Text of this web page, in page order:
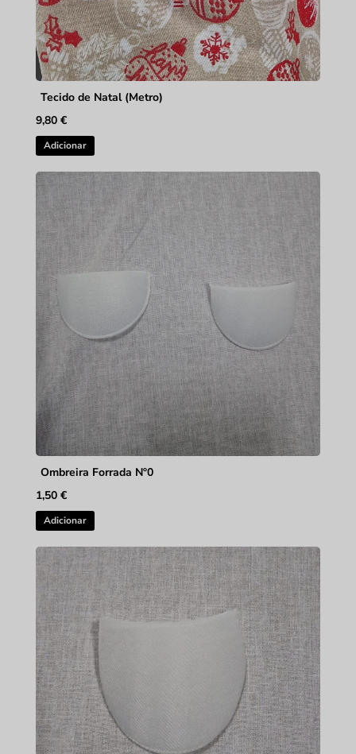
Tecido de Natal (Metro)
9,80 €
Adicionar
Ombreira Forrada Nº0
1,50 €
Adicionar